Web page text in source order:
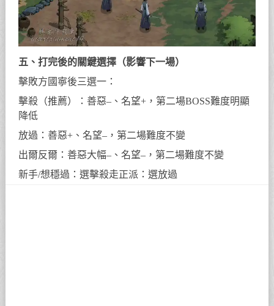
五、打完後的關鍵選擇（影響下一場）
擊敗方國寧後三選一：
擊殺（推薦）：善惡–、名望+，第二場BOSS難度明顯
降低
放過：善惡+、名望–，第二場難度不變
出爾反爾：善惡大幅–、名望–，第二場難度不變
新手/想穩過：選擊殺走正派：選放過